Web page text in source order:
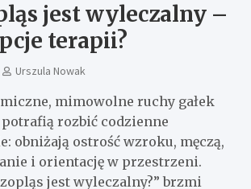
jest wyleczalny –
terapii?
Urszula Nowak
mimowolne ruchy gałek
rozbić codzienne
obniżają ostrość wzroku, męczą,
i orientację w przestrzeni.
jest wyleczalny?” brzmi